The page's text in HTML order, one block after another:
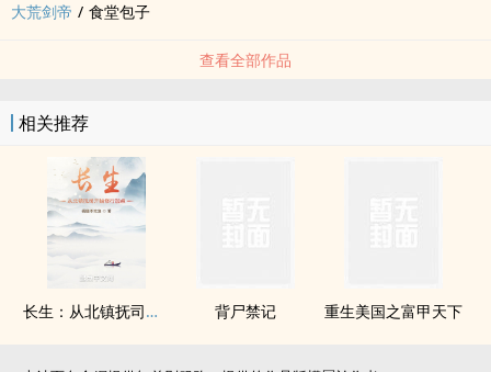
大荒剑帝 / 食堂包子
查看全部作品
相关推荐
长生：从北镇抚司开始修行加点 背尸禁记 重生美国之富甲天下